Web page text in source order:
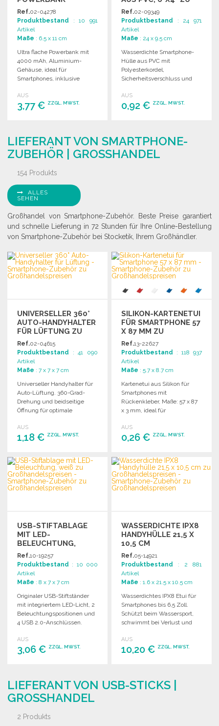
Ref.02-04278
Produktbestand : 10 991
Artikel
Maße : 6.5 x 11 cm
Ultra flache Powerbank mit
4000 mAh, Aluminium-
Gehäuse, ideal für
Smartphones, inklusive
AUS
3,77 € ZZGL. MWST.
Angebot anfordern
GROSSHANDELSPREISEN
Ref.02-09349
Produktbestand : 24 971
Artikel
Maße : 24 x 9.5 cm
Wasserdichte Smartphone-
Hülle aus PVC mit
Polyesterkordel,
Sicherheitsverschluss und
Oberfläche für einfachen
Gebrauch.
AUS
0,92 € ZZGL. MWST.
Angebot anfordern
LIEFERANT VON SMARTPHONE-
ZUBEHÖR | GROSSHANDEL
154 Produkts
ALLES
SEHEN
Großhandel von Smartphone-Zubehör. Beste Preise garantiert
und schnelle Lieferung in 72 Stunden für Ihre Online-Bestellung
von Smartphone-Zubehör bei Stocketik, Ihrem Großhändler.
UNIVERSELLER 360°
AUTO-HANDYHALTER
FÜR LÜFTUNG ZU
GROSSHANDELSPREISEN
Ref.02-04615
Produktbestand : 41 090
Artikel
Maße : 7 x 7 x 7 cm
Universeller Handyhalter für
Auto-Lüftung. 360-Grad-
Drehung und beidseitige
Öffnung für optimale
AUS
1,18 € ZZGL. MWST.
BESTELLEN
Angebot anfordern
SILIKON-KARTENETUI
FÜR SMARTPHONE 57
X 87 MM ZU
GROSSHANDELSPREISEN
Ref.13-22627
Produktbestand : 118 937
Artikel
Maße : 5.7 x 8.7 cm
Kartenetui aus Silikon für
Smartphones mit
Rückenkleber, Maße: 57 x 87
x 3 mm, ideal für
AUS
0,26 € ZZGL. MWST.
BESTELLEN
Angebot anfordern
USB-STIFTABLAGE
MIT LED-
BELEUCHTUNG,
WEISS
Ref.10-19257
Produktbestand : 10 000
Artikel
Maße : 8 x 7 x 7 cm
Originaler USB-Stiftständer
mit integriertem LED-Licht, 2
Beleuchtungspositionen und
4 USB 2.0-Anschlüssen.
inklusive.
AUS
3,06 € ZZGL. MWST.
Angebot anfordern
WASSERDICHTE IPX8
HANDYHÜLLE 21,5 X
10,5 CM
Ref.05-14921
Produktbestand : 2 881
Artikel
Maße : 1.6 x 21.5 x 10.5 cm
Wasserdichtes IPX8 Etui für
Smartphones bis 6,5 Zoll.
Schützt beim Wassersport,
schwimmt bei Verlust und
AUS
10,20 € ZZGL. MWST.
Angebot anfordern
LIEFERANT VON USB-STICKS |
GROSSHANDEL
2 Produkts